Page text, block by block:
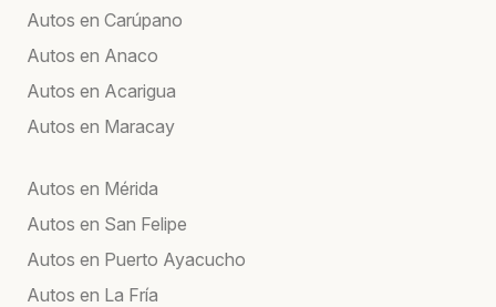
Autos en Carúpano
Autos en Anaco
Autos en Acarigua
Autos en Maracay
Autos en Mérida
Autos en San Felipe
Autos en Puerto Ayacucho
Autos en La Fría